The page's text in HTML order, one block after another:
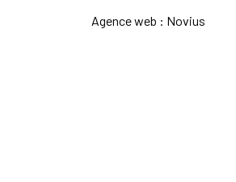
Agence web : Novius